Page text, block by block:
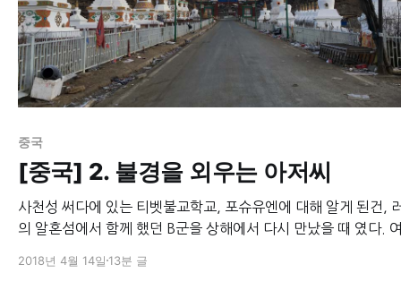
중국
[중국] 2. 불경을 외우는 아저씨
사천성 써다에 있는 티벳불교학교, 포슈유엔에 대해 알게 된건,
의 알혼섬에서 함께 했던 B군을 상해에서 다시 만났을 때 였다.
을 찾아가게 되었다. 이곳에 갈 땐 딱히 정보가 없었기에 사천성 성도에
2018년 4월 14일 13분 글